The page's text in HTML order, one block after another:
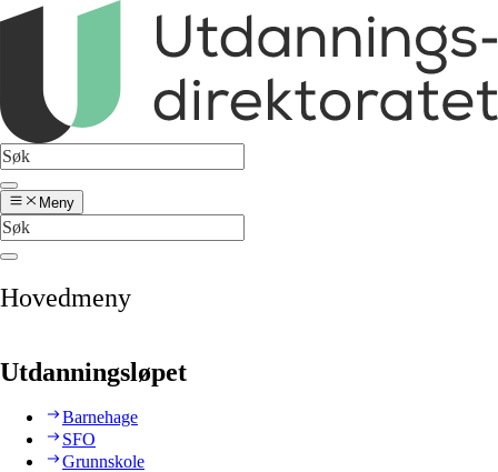
Meny
Hovedmeny
Utdanningsløpet
Barnehage
SFO
Grunnskole